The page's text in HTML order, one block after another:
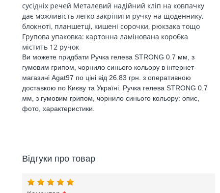
сусідніх речей Металевий надійний кліп на ковпачку
дає можливість легко закріпити ручку на щоденнику,
блокноті, планшетці, кишені сорочки, рюкзака тощо
Групова упаковка: картонна ламінована коробка
містить 12 ручок
Ви можете придбати Ручка гелева STRONG 0.7 мм, з
гумовим грипом, чорнило синього кольору в інтернет-
магазині Agat97 по ціні від 26.83 грн. з оперативною
доставкою по Києву та Україні. Ручка гелева STRONG 0.7
мм, з гумовим грипом, чорнило синього кольору: опис,
фото, характеристики.
Відгуки про товар